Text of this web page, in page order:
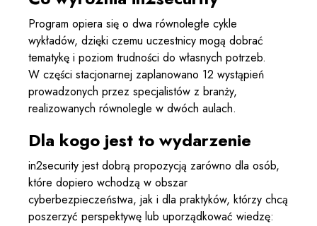
Program opiera się o dwa równoległe cykle
wykładów, dzięki czemu uczestnicy mogą dobrać
tematykę i poziom trudności do własnych potrzeb.
W części stacjonarnej zaplanowano 12 wystąpień
prowadzonych przez specjalistów z branży,
realizowanych równolegle w dwóch aulach.
Dla kogo jest to wydarzenie
in2security jest dobrą propozycją zarówno dla osób,
które dopiero wchodzą w obszar
cyberbezpieczeństwa, jak i dla praktyków, którzy chcą
poszerzyć perspektywę lub uporządkować wiedzę: